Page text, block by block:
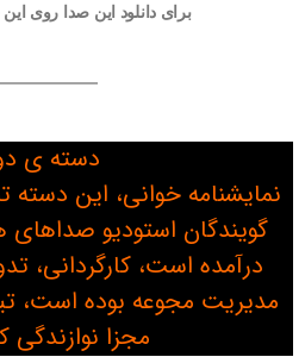
برای دانلود این صدا روی
دسته ی
نمایشنامه خوانی، این دسته
گویندگان استودیو
درآمده است، کارگردانی،
مدیریت مجوعه بوده است،
مجزا نوازندگی